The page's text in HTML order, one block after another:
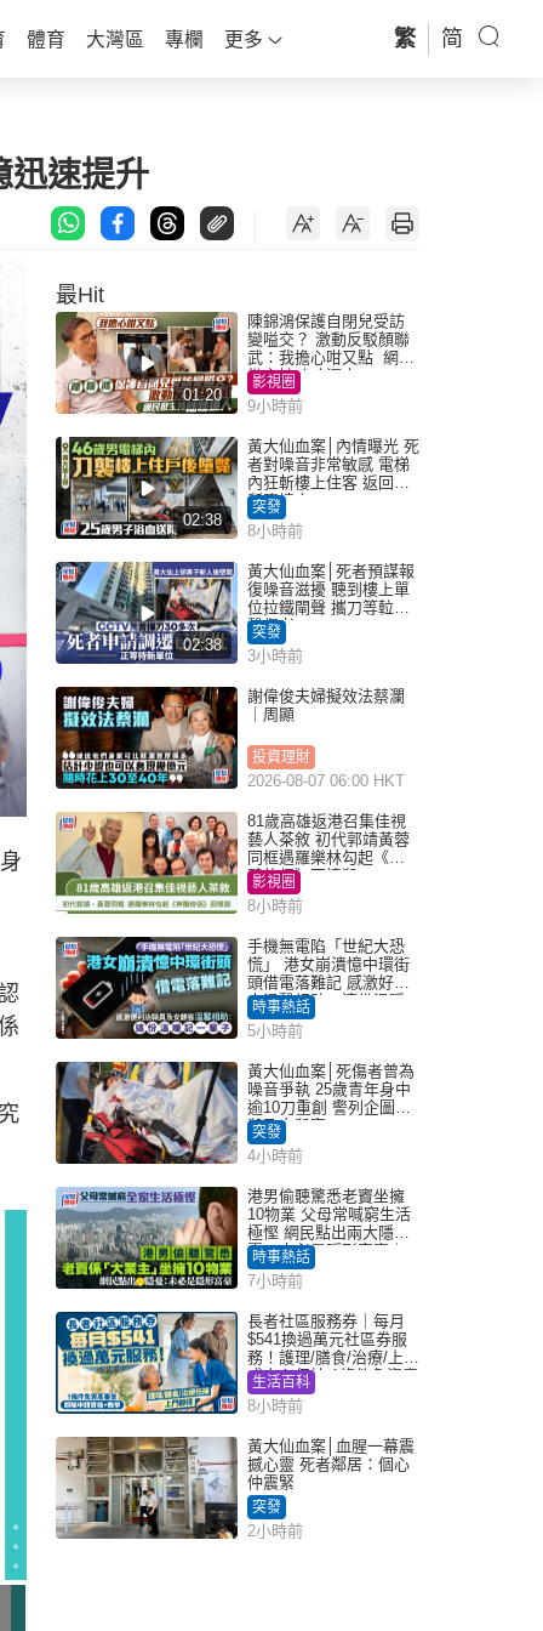
體育 大灣區 專欄 更多 繁 简
迅速提升
最Hit
01:20
陳錦鴻保護自閉兒受訪
變嗌交？ 激動反駁顏聯
武：我擔心咁又點 網民
批主持咄咄逼人
影視圈
9小時前
02:38
黃大仙血案│內情曝光 死
者對噪音非常敏感 電梯
內狂斬樓上住客 返回住
所墮樓亡
突發
8小時前
02:38
黃大仙血案│死者預謀報
復噪音滋擾 聽到樓上單
位拉鐵閘聲 攜刀等𨋢伏
擊傷者
突發
3小時前
謝偉俊夫婦擬效法蔡瀾
｜周顯
投資理財
2026-08-07 06:00 HKT
81歲高雄返港召集佳視
藝人茶敘 初代郭靖黃蓉
同框遇羅樂林勾起《神
鵰俠侶》回憶殺
影視圈
8小時前
手機無電陷「世紀大恐
慌」 港女崩潰憶中環街
頭借電落難記 感激好心
人溫馨相助：這份溫暖
記一輩子｜Juicy叮
時事熱話
5小時前
黃大仙血案│死傷者曾為
噪音爭執 25歲青年身中
逾10刀重創 警列企圖謀
殺及自殺案
突發
4小時前
港男偷聽驚悉老竇坐擁
10物業 父母常喊窮生活
極慳 網民點出兩大隱
憂：未必是隱形富豪｜
Juicy叮
時事熱話
7小時前
長者社區服務券｜每月
$541換過萬元社區券服
務！護理/膳食/治療/上門
或中心任揀 1條件免資產
審查（附申請資格及教
學）
生活百科
8小時前
黃大仙血案│血腥一幕震
撼心靈 死者鄰居：個心
仲震緊
突發
2小時前